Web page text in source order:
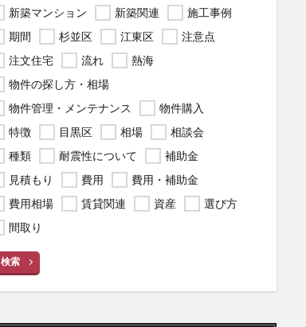
新築マンション
新築関連
施工事例
期間
杉並区 江東区
注意点
注文住宅
流れ
熱海
物件の探し方・相場
物件管理・メンテナンス
物件購入
特徴
目黒区 相場
相談会
種類
耐震性について
補助金
見積もり
費用
費用・補助金
費用相場
賃貸関連 資産
選び方
間取り
検索